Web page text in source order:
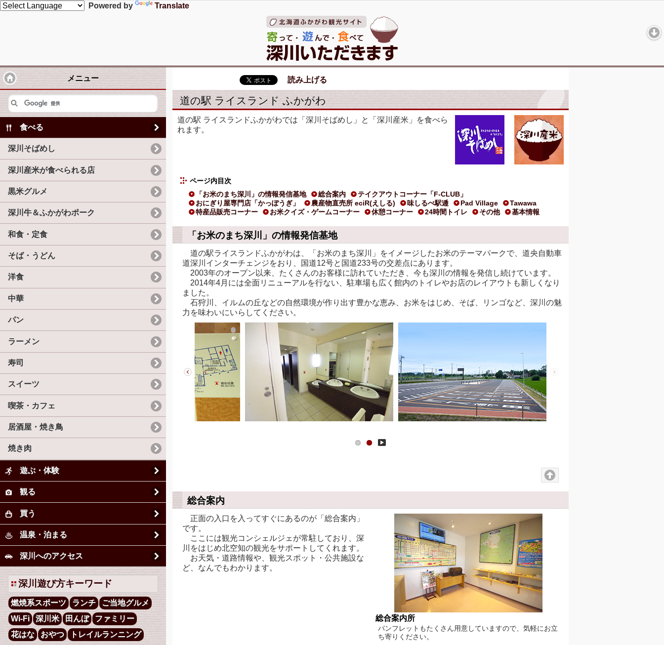
Powered by Translate
読み上げる
道の駅 ライスランド ふかがわ
道の駅 ライスランドふかがわでは「深川そばめし」と「深川産米」を食べら
れます。
ページ内目次
「お米のまち深川」の情報発信基地
総合案内
テイクアウトコーナー「F-CLUB」
おにぎり屋専門店「かっぽうぎ」
農産物直売所 eciR(えしる) 味しるべ駅逓 Pad Village
Tawawa
特産品販売コーナー
お米クイズ・ゲームコーナー 休憩コーナー 24時間トイレ その他 基本情報
「お米のまち深川」の情報発信基地
道の駅ライスランドふかがわは、「お米のまち深川」をイメージしたお米のテーマパークで、道央自動車
道深川インターチェンジをおり、国道12号と国道233号の交差点にあります。
2003年のオープン以来、たくさんのお客様に訪れていただき、今も深川の情報を発信し続けています。
2014年4月には全面リニューアルを行ない、駐車場も広く館内のトイレやお店のレイアウトも新しくなり
ました。
石狩川、イルムの丘などの自然環境が作り出す豊かな恵み、お米をはじめ、そば、リンゴなど、深川の魅
力を味わいにいらしてください。
総合案内
総合案内所
パンフレットもたくさん用意していますので、気軽にお立
ち寄りください。
正面の入口を入ってすぐにあるのが「総合案内」
です。
ここには観光コンシェルジェが常駐しており、深
川をはじめ北空知の観光をサポートしてくれます。
お天気・道路情報や、観光スポット・公共施設な
ど、なんでもわかります。
メニュー
食べる
深川そばめし
深川産米が食べられる店
黒米グルメ
深川牛＆ふかがわポーク
和食・定食
そば・うどん
洋食
中華
パン
ラーメン
寿司
スイーツ
喫茶・カフェ
居酒屋・焼き鳥
焼き肉
遊ぶ・体験
観る
買う
温泉・泊まる
深川へのアクセス
深川遊び方キーワード
燃焼系スポーツ ランチ
ご当地グルメ
Wi-Fi
深川米 田んぼ
ファミリー
花はな
おやつ トレイルランニング